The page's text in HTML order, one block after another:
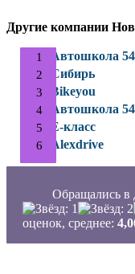
Другие компании
Автошкола 54
Сибирь
Bikeyou
Автошкола 54
Е-класс
Alexdrive
Обращались в
оценок, среднее: